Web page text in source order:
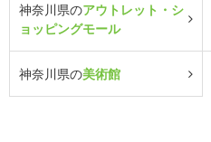
神奈川県のアウトレット・シ
ョッピングモール
神奈川県の美術館